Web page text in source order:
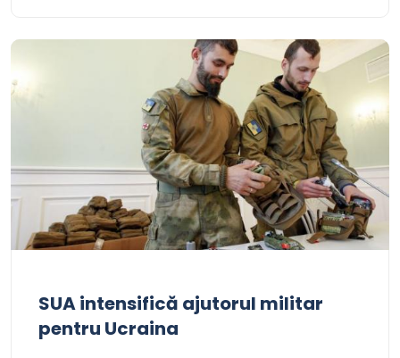
SUA intensifică ajutorul militar
pentru Ucraina